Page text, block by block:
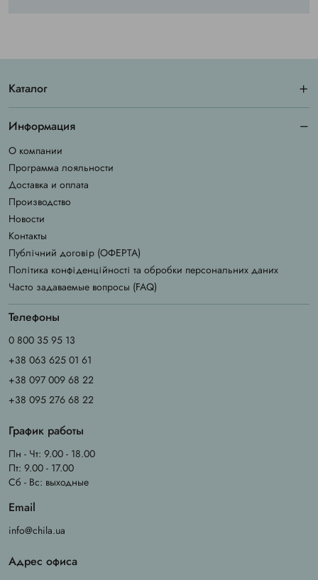
Каталог
Информация
О компании
Программа лояльности
Доставка и оплата
Производство
Новости
Контакты
Публічний договір (ОФЕРТА)
Політика конфіденційності та обробки персональних даних
Часто задаваемые вопросы (FAQ)
Телефоны
0 800 35 95 13
+38 063 625 01 61
+38 097 009 68 22
+38 095 276 68 22
График работы
Пн - Чт: 9.00 - 18.00
Пт: 9.00 - 17.00
Сб - Вс: выходные
Email
info@chila.ua
Адрес офиса